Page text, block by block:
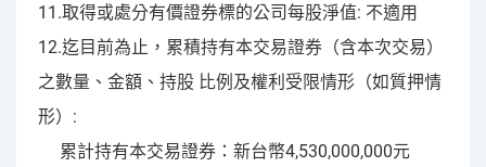
11.取得或處分有價證券標的公司每股淨值: 不適用
12.迄目前為止，累積持有本交易證券（含本次交易）
之數量、金額、持股 比例及權利受限情形（如質押情
形）:
累計持有本交易證券：新台幣4,530,000,000元